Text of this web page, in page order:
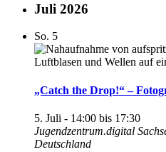
Juli 2026
So. 5
„Catch the Drop!“ –
5. Juli - 14:00 bis 17:30
Jugendzentrum.digital
Deutschland